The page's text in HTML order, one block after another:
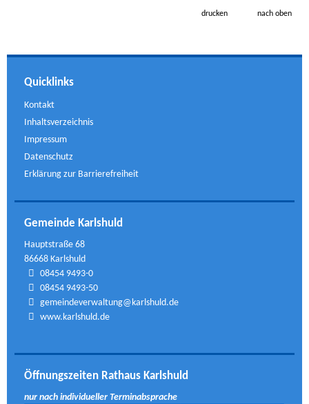
drucken nach oben
Quicklinks
Kontakt
Inhaltsverzeichnis
Impressum
Datenschutz
Erklärung zur Barrierefreiheit
Gemeinde Karlshuld
Hauptstraße 68
86668 Karlshuld
08454 9493-0
08454 9493-50
gemeindeverwaltung@karlshuld.de
www.karlshuld.de
Öffnungszeiten Rathaus Karlshuld
nur nach individueller Terminabsprache